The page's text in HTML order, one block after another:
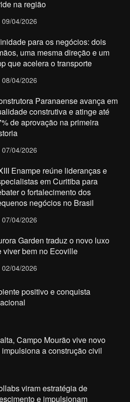
na região
09/04/2026
para os negócios: dois
uma mesma direção e um
que acelera o transporte
08/04/2026
Paranaense avança em
construtiva e atinge até
de aprovação na primeira
07/04/2026
Enampe reúne lideranças e
em Curitiba para
o fortalecimento dos
negócios no Brasil
07/04/2026
Garden traduz o novo luxo
viver bem no Ecoville
02/04/2026
positivo e conquista
Campo Mourão vive novo
a construção civil
viram estratégia de
e impulsionam